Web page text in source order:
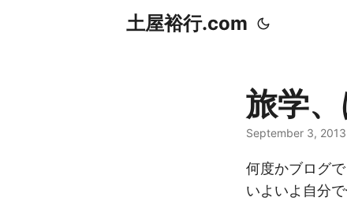
土屋裕行.com
旅学
September 3, 2013
何度かブログで
いよいよ自分